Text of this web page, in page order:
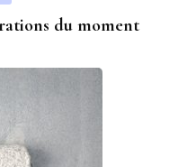
du moment